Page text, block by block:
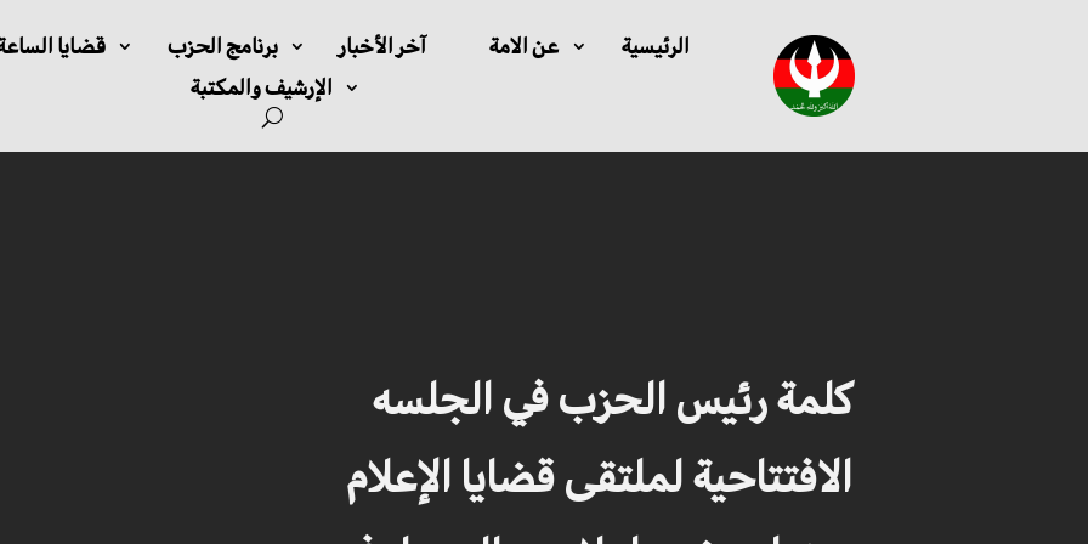
الرئيسية عن الامة آخر الأخبار برنامج الحزب قضايا
الإرشيف والمكتبة
كلمة رئيس الحزب في الجلسه
الافتتاحية لملتقى قضايا الإعلام